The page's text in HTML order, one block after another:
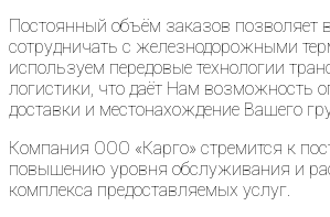
Постоянный объём заказов позволяет
сотрудничать с железнодорожными
используем передовые технологии
логистики, что даёт Нам возможность
доставки и местонахождение Вашего
Компания ООО «Карго» стремится к
повышению уровня обслуживания и
комплекса предоставляемых услуг.